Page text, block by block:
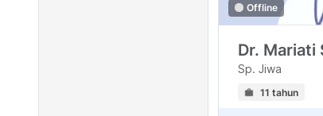
Offline
Dr. Mariati
Sp. Jiwa
11 tahun